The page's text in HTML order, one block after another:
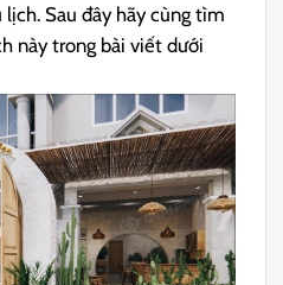
Sau đây hãy cùng tìm
này trong bài viết dưới